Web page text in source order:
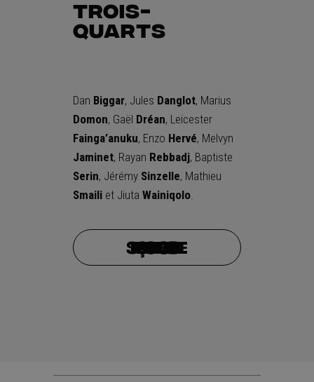
Trois-
quarts
Dan Biggar, Jules Danglot, Marius
Domon, Gaël Dréan, Leicester
Fainga’anuku, Enzo Hervé, Melvyn
Jaminet, Rayan Rebbadj, Baptiste
Serin, Jérémy Sinzelle, Mathieu
Smaili et Jiuta Wainiqolo
Je prends mes places pour Toulon – Stade Français